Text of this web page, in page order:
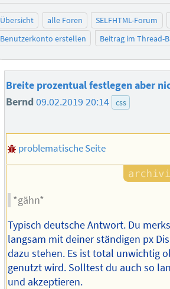
Übersicht alle Foren
SELFHTML-Forum
Benutzerkonto erstellen
Beitrag im Thread-
Breite prozentual festlegen aber
Bernd 09.02.2019 20:14 css
problematische Seite
*gähn*
Typisch deutsche Antwort. Du
langsam mit deiner ständigen px
dazu stehen. Es ist total unwichtig
genutzt wird. Solltest du auch so
und akzeptieren.